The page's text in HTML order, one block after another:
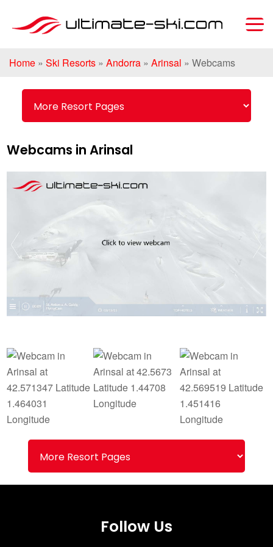
Home » Ski Resorts » Andorra » Arinsal » Webcams
Webcams in Arinsal
Follow Us